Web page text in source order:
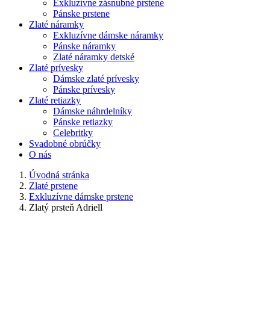
Exkluzívne zásnubné prstene
Pánske prstene
Zlaté náramky
Exkluzívne dámske náramky
Pánske náramky
Zlaté náramky detské
Zlaté prívesky
Dámske zlaté prívesky
Pánske prívesky
Zlaté retiazky
Dámske náhrdelníky
Pánske retiazky
Celebritky
Svadobné obrúčky
O nás
Úvodná stránka
Zlaté prstene
Exkluzívne dámske prstene
Zlatý prsteň Adriell